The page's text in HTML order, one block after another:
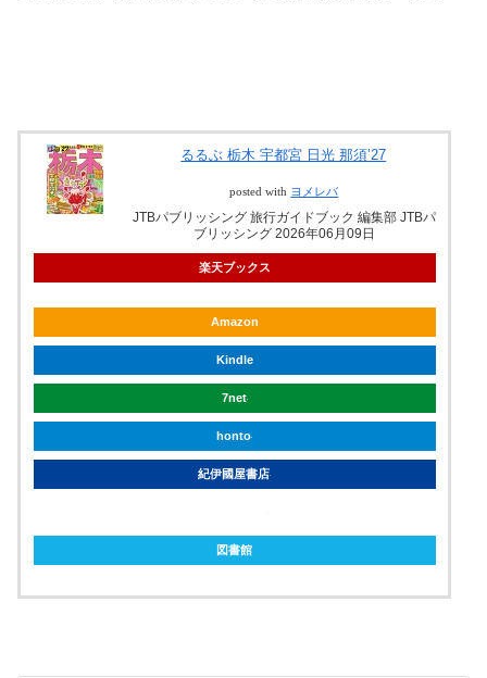
るるぶ 栃木 宇都宮 日光 那須’27
posted with ヨメレバ
JTBパブリッシング 旅行ガイドブック 編集部 JTBパ
ブリッシング 2026年06月09日
楽天ブックス
Amazon
Kindle
7net
honto
紀伊國屋書店
図書館